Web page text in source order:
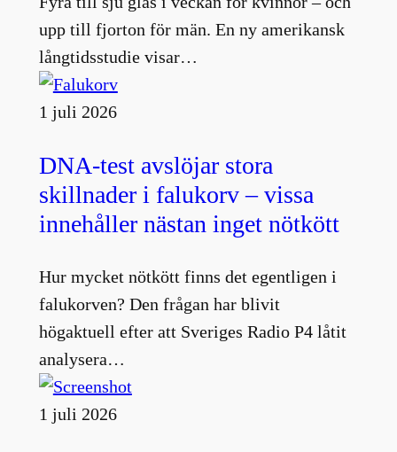
upp till fjorton för män. En ny amerikansk
långtidsstudie visar…
1 juli 2026
DNA-test avslöjar stora
skillnader i falukorv – vissa
innehåller nästan inget nötkött
Hur mycket nötkött finns det egentligen i
falukorven? Den frågan har blivit
högaktuell efter att Sveriges Radio P4 låtit
analysera…
1 juli 2026